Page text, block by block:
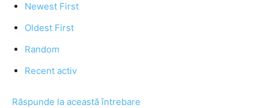
Newest First
Oldest First
Random
Recent activ
Răspunde la această întrebare